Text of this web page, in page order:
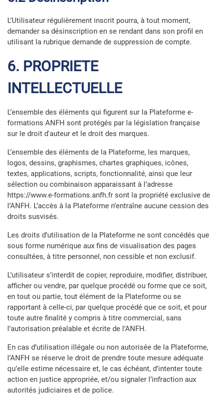
L’Utilisateur régulièrement inscrit pourra, à tout moment,
demander sa désinscription en se rendant dans son profil en
utilisant la rubrique demande de suppression de compte.
6. PROPRIETE
INTELLECTUELLE
L’ensemble des éléments qui figurent sur la Plateforme e-
formations ANFH sont protégés par la législation française
sur le droit d'auteur et le droit des marques.
L’ensemble des éléments de la Plateforme, les marques,
logos, dessins, graphismes, chartes graphiques, icônes,
textes, applications, scripts, fonctionnalité, ainsi que leur
sélection ou combinaison apparaissant à l’adresse
https://www.e-formations.anfh.fr sont la propriété exclusive de
l’ANFH. L’accès à la Plateforme n’entraîne aucune cession des
droits susvisés.
Les droits d’utilisation de la Plateforme ne sont concédés que
sous forme numérique aux fins de visualisation des pages
consultées, à titre personnel, non cessible et non exclusif.
L’utilisateur s’interdit de copier, reproduire, modifier, distribuer,
afficher ou vendre, par quelque procédé ou forme que ce soit,
en tout ou partie, tout élément de la Plateforme ou se
rapportant à celle-ci, par quelque procédé que ce soit, et pour
toute autre finalité y compris à titre commercial, sans
l’autorisation préalable et écrite de l’ANFH.
En cas d’utilisation illégale ou non autorisée de la Plateforme,
l’ANFH se réserve le droit de prendre toute mesure adéquate
qu’elle estime nécessaire et, le cas échéant, d’intenter toute
action en justice appropriée, et/ou signaler l’infraction aux
autorités judiciaires et de police.